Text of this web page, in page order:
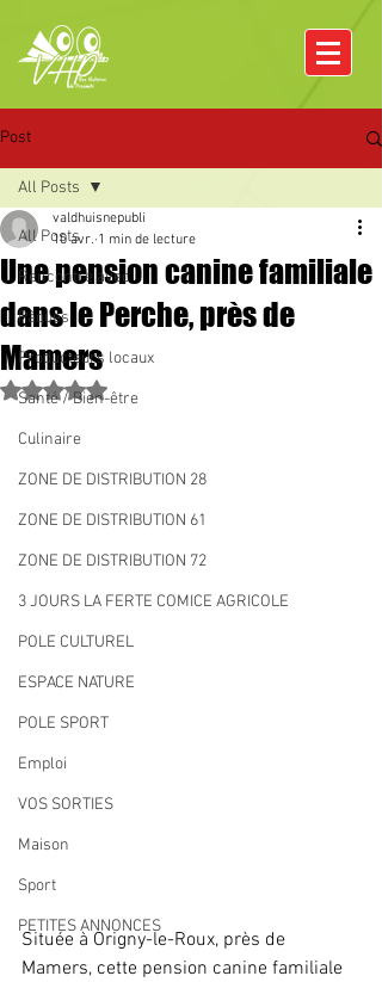
Post
All Posts
Rencontre avec
Pâques
Producteurs locaux
Santé / Bien-être
Culinaire
ZONE DE DISTRIBUTION 28
ZONE DE DISTRIBUTION 61
ZONE DE DISTRIBUTION 72
3 JOURS LA FERTE COMICE AGRICOLE
POLE CULTUREL
ESPACE NATURE
POLE SPORT
Emploi
VOS SORTIES
Maison
Sport
PETITES ANNONCES
All Posts
Une pension canine familiale
dans le Perche, près de
Mamers
valdhuisnepubli
10 avr. 1 min de lecture
Noté NaN étoiles sur 5.
Située à Origny-le-Roux, près de
Mamers, cette pension canine familiale